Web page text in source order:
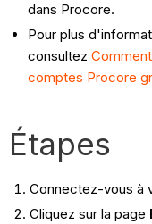
dans Procore.
Pour plus
consultez
comptes Procore
Étapes
Connectez-vous à
Cliquez sur la page